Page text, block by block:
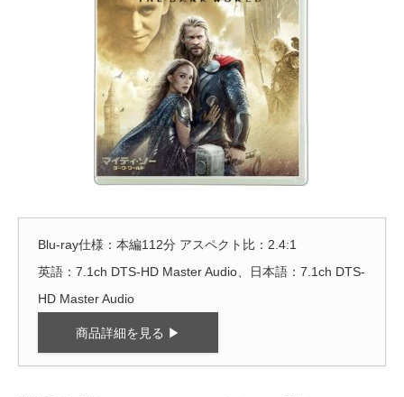
Blu-ray仕様：本編112分 アスペクト比：2.4:1
英語：7.1ch DTS-HD Master Audio、日本語：7.1ch DTS-
HD Master Audio
商品詳細を見る ▶